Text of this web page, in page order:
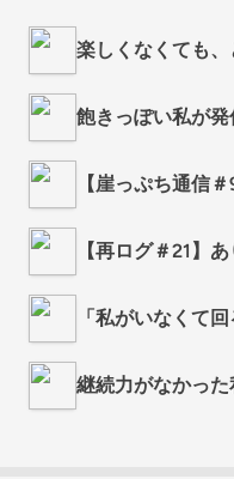
楽しくなくても、
飽きっぽい私が
【崖っぷち通信
【再ログ＃21】
「私がいなくて
継続力がなかっ